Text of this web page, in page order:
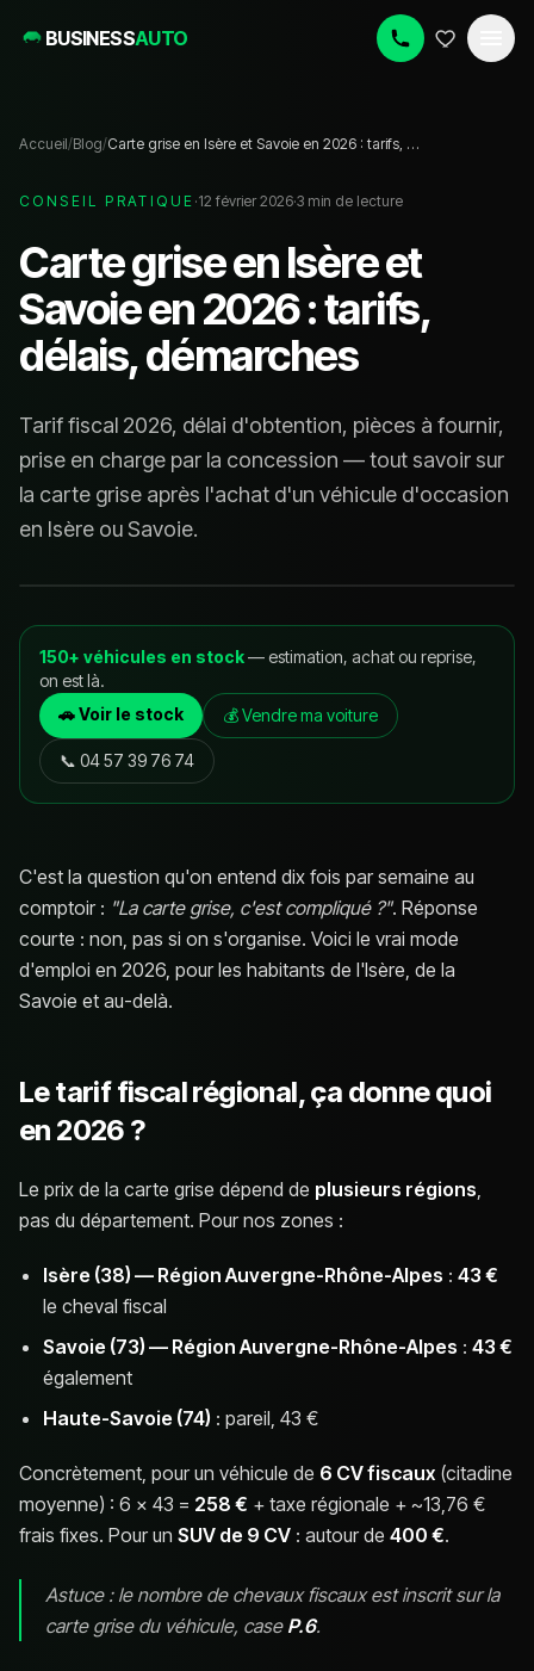
BUSINESSAUTO
Accueil/Blog/ Carte grise en Isère et Savoie en 2026 : tarifs, délais, démarches
CONSEIL PRATIQUE ·12 février 2026·3 min de lecture
Carte grise en Isère et
Savoie en 2026 : tarifs,
délais, démarches
Tarif fiscal 2026, délai d'obtention, pièces à fournir,
prise en charge par la concession — tout savoir sur
la carte grise après l'achat d'un véhicule d'occasion
en Isère ou Savoie.
150+ véhicules en stock— estimation, achat ou reprise,
on est là.
🚗 Voir le stock
💰 Vendre ma voiture
📞 04 57 39 76 74
C'est la question qu'on entend dix fois par semaine au
comptoir : "La carte grise, c'est compliqué ?". Réponse
courte : non, pas si on s'organise. Voici le vrai mode
d'emploi en 2026, pour les habitants de l'Isère, de la
Savoie et au-delà.
Le tarif fiscal régional, ça donne quoi
en 2026 ?
Le prix de la carte grise dépend de plusieurs régions,
pas du département. Pour nos zones :
Isère (38) — Région Auvergne-Rhône-Alpes : 43 €
le cheval fiscal
Savoie (73) — Région Auvergne-Rhône-Alpes : 43 €
également
Haute-Savoie (74) : pareil, 43 €
Concrètement, pour un véhicule de 6 CV fiscaux (citadine
moyenne) : 6 × 43 = 258 € + taxe régionale + ~13,76 €
frais fixes. Pour un SUV de 9 CV : autour de 400 €.
Astuce : le nombre de chevaux fiscaux est inscrit sur la
carte grise du véhicule, case P.6.